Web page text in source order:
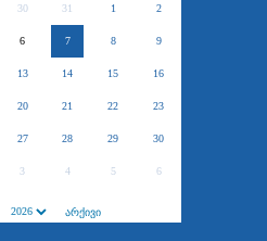
30 31 1 2
6 7 8 9
13 14 15 16
20 21 22 23
27 28 29 30
3 4 5 6